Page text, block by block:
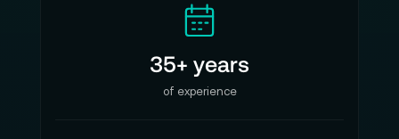
35+ years
of experience